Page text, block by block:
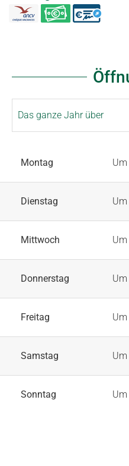
Montag
Dienstag
Mittwoch
Donnerstag
Freitag
Samstag
Sonntag